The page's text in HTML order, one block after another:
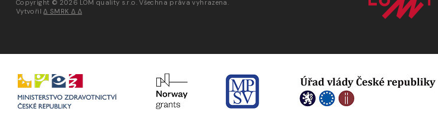
Copyright © 2026 LOM quality s.r.o. Všechna práva vyhrazena.
Vytvořil∆ SMRK ∆ ∆